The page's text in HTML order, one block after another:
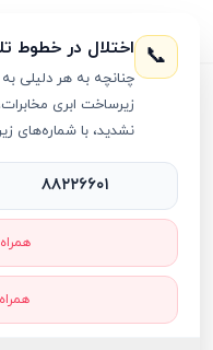
پرینتر (چاپگر)
پرینتر (چاپگر)
📞 اختلال در خطوط
چنانچه به هر دلیلی
زیرساخت ابری
نشدید، با شماره‌های
۸۸۲۲۶۶۰۱
همراه
همراه